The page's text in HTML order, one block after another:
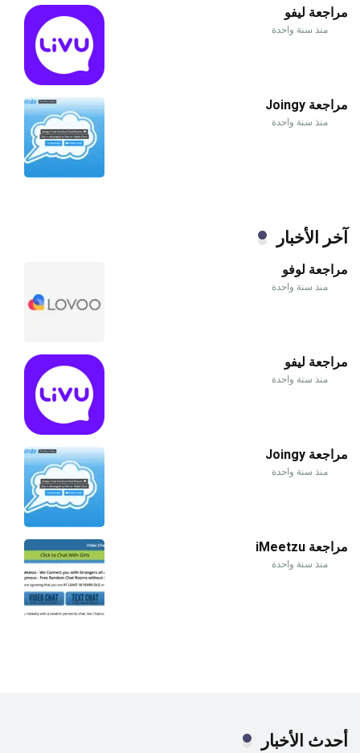
مراجعة ليفو
منذ سنة واحدة
مراجعة Joingy
منذ سنة واحدة
آخر الأخبار
مراجعة لوفو
منذ سنة واحدة
مراجعة ليفو
منذ سنة واحدة
مراجعة Joingy
منذ سنة واحدة
مراجعة iMeetzu
منذ سنة واحدة
أحدث الأخبار